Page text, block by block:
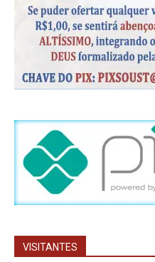
VISITANTES